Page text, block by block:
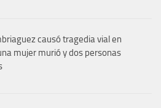
causó tragedia vial en
mujer murió y dos personas